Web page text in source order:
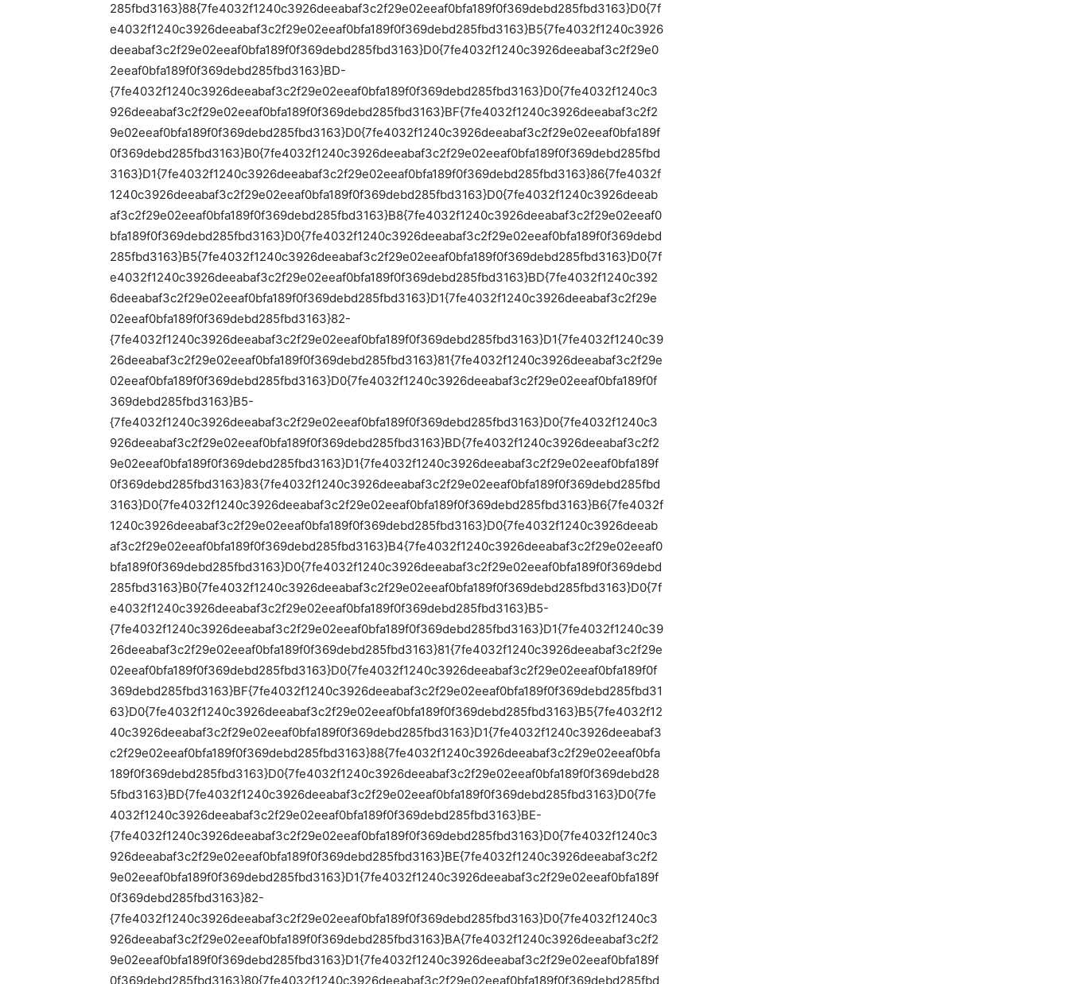
285fbd3163}88{7fe4032f1240c3926deeabaf3c2f29e02eeaf0bfa189f0f369debd285fbd3163}D0{7f
e4032f1240c3926deeabaf3c2f29e02eeaf0bfa189f0f369debd285fbd3163}B5{7fe4032f1240c3926
deeabaf3c2f29e02eeaf0bfa189f0f369debd285fbd3163}D0{7fe4032f1240c3926deeabaf3c2f29e0
2eeaf0bfa189f0f369debd285fbd3163}BD-
{7fe4032f1240c3926deeabaf3c2f29e02eeaf0bfa189f0f369debd285fbd3163}D0{7fe4032f1240c3
926deeabaf3c2f29e02eeaf0bfa189f0f369debd285fbd3163}BF{7fe4032f1240c3926deeabaf3c2f2
9e02eeaf0bfa189f0f369debd285fbd3163}D0{7fe4032f1240c3926deeabaf3c2f29e02eeaf0bfa189f
0f369debd285fbd3163}B0{7fe4032f1240c3926deeabaf3c2f29e02eeaf0bfa189f0f369debd285fbd
3163}D1{7fe4032f1240c3926deeabaf3c2f29e02eeaf0bfa189f0f369debd285fbd3163}86{7fe4032f
1240c3926deeabaf3c2f29e02eeaf0bfa189f0f369debd285fbd3163}D0{7fe4032f1240c3926deeab
af3c2f29e02eeaf0bfa189f0f369debd285fbd3163}B8{7fe4032f1240c3926deeabaf3c2f29e02eeaf0
bfa189f0f369debd285fbd3163}D0{7fe4032f1240c3926deeabaf3c2f29e02eeaf0bfa189f0f369debd
285fbd3163}B5{7fe4032f1240c3926deeabaf3c2f29e02eeaf0bfa189f0f369debd285fbd3163}D0{7f
e4032f1240c3926deeabaf3c2f29e02eeaf0bfa189f0f369debd285fbd3163}BD{7fe4032f1240c392
6deeabaf3c2f29e02eeaf0bfa189f0f369debd285fbd3163}D1{7fe4032f1240c3926deeabaf3c2f29e
02eeaf0bfa189f0f369debd285fbd3163}82-
{7fe4032f1240c3926deeabaf3c2f29e02eeaf0bfa189f0f369debd285fbd3163}D1{7fe4032f1240c39
26deeabaf3c2f29e02eeaf0bfa189f0f369debd285fbd3163}81{7fe4032f1240c3926deeabaf3c2f29e
02eeaf0bfa189f0f369debd285fbd3163}D0{7fe4032f1240c3926deeabaf3c2f29e02eeaf0bfa189f0f
369debd285fbd3163}B5-
{7fe4032f1240c3926deeabaf3c2f29e02eeaf0bfa189f0f369debd285fbd3163}D0{7fe4032f1240c3
926deeabaf3c2f29e02eeaf0bfa189f0f369debd285fbd3163}BD{7fe4032f1240c3926deeabaf3c2f2
9e02eeaf0bfa189f0f369debd285fbd3163}D1{7fe4032f1240c3926deeabaf3c2f29e02eeaf0bfa189f
0f369debd285fbd3163}83{7fe4032f1240c3926deeabaf3c2f29e02eeaf0bfa189f0f369debd285fbd
3163}D0{7fe4032f1240c3926deeabaf3c2f29e02eeaf0bfa189f0f369debd285fbd3163}B6{7fe4032f
1240c3926deeabaf3c2f29e02eeaf0bfa189f0f369debd285fbd3163}D0{7fe4032f1240c3926deeab
af3c2f29e02eeaf0bfa189f0f369debd285fbd3163}B4{7fe4032f1240c3926deeabaf3c2f29e02eeaf0
bfa189f0f369debd285fbd3163}D0{7fe4032f1240c3926deeabaf3c2f29e02eeaf0bfa189f0f369debd
285fbd3163}B0{7fe4032f1240c3926deeabaf3c2f29e02eeaf0bfa189f0f369debd285fbd3163}D0{7f
e4032f1240c3926deeabaf3c2f29e02eeaf0bfa189f0f369debd285fbd3163}B5-
{7fe4032f1240c3926deeabaf3c2f29e02eeaf0bfa189f0f369debd285fbd3163}D1{7fe4032f1240c39
26deeabaf3c2f29e02eeaf0bfa189f0f369debd285fbd3163}81{7fe4032f1240c3926deeabaf3c2f29e
02eeaf0bfa189f0f369debd285fbd3163}D0{7fe4032f1240c3926deeabaf3c2f29e02eeaf0bfa189f0f
369debd285fbd3163}BF{7fe4032f1240c3926deeabaf3c2f29e02eeaf0bfa189f0f369debd285fbd31
63}D0{7fe4032f1240c3926deeabaf3c2f29e02eeaf0bfa189f0f369debd285fbd3163}B5{7fe4032f12
40c3926deeabaf3c2f29e02eeaf0bfa189f0f369debd285fbd3163}D1{7fe4032f1240c3926deeabaf3
c2f29e02eeaf0bfa189f0f369debd285fbd3163}88{7fe4032f1240c3926deeabaf3c2f29e02eeaf0bfa
189f0f369debd285fbd3163}D0{7fe4032f1240c3926deeabaf3c2f29e02eeaf0bfa189f0f369debd28
5fbd3163}BD{7fe4032f1240c3926deeabaf3c2f29e02eeaf0bfa189f0f369debd285fbd3163}D0{7fe
4032f1240c3926deeabaf3c2f29e02eeaf0bfa189f0f369debd285fbd3163}BE-
{7fe4032f1240c3926deeabaf3c2f29e02eeaf0bfa189f0f369debd285fbd3163}D0{7fe4032f1240c3
926deeabaf3c2f29e02eeaf0bfa189f0f369debd285fbd3163}BE{7fe4032f1240c3926deeabaf3c2f2
9e02eeaf0bfa189f0f369debd285fbd3163}D1{7fe4032f1240c3926deeabaf3c2f29e02eeaf0bfa189f
0f369debd285fbd3163}82-
{7fe4032f1240c3926deeabaf3c2f29e02eeaf0bfa189f0f369debd285fbd3163}D0{7fe4032f1240c3
926deeabaf3c2f29e02eeaf0bfa189f0f369debd285fbd3163}BA{7fe4032f1240c3926deeabaf3c2f2
9e02eeaf0bfa189f0f369debd285fbd3163}D1{7fe4032f1240c3926deeabaf3c2f29e02eeaf0bfa189f
0f369debd285fbd3163}80{7fe4032f1240c3926deeabaf3c2f29e02eeaf0bfa189f0f369debd285fbd